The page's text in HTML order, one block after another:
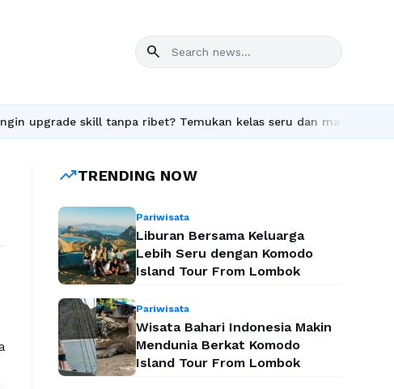
search
skill tanpa ribet? Temukan kelas seru dan materi lengkap
trending_upTRENDING NOW
Pariwisata
Liburan Bersama Keluarga
Lebih Seru dengan Komodo
Island Tour From Lombok
Pariwisata
Wisata Bahari Indonesia Makin
Mendunia Berkat Komodo
Island Tour From Lombok